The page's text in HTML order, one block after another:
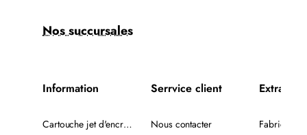
Nos succursales
Information
Cartouche jet d'encre recyclée
Serrvice client
Nous contacter
Extra
Fabricants